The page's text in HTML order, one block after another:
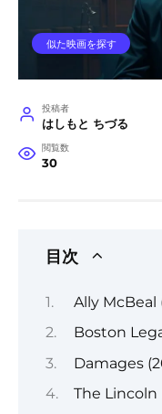
似た映画を探す
投稿者
はしもと ちづる
閲覧数
30
目次
Ally McBeal
Boston
Damages
The Lincoln